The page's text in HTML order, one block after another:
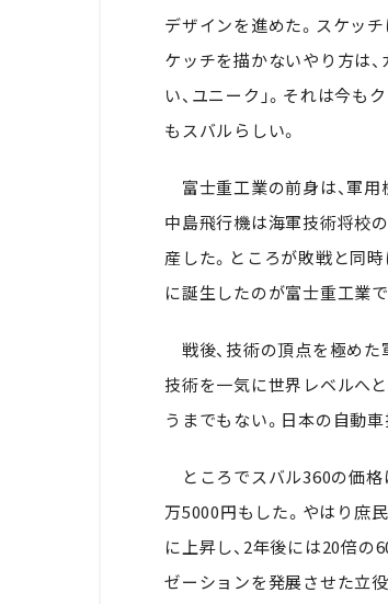
デザインを進めた。スケッ
ケッチを描かないやり方は
い、ユニーク」。それは今も
もスバルらしい。
富士重工業の前身は、軍用
中島飛行機は海軍技術将校
産した。ところが敗戦と同
に誕生したのが富士重工業
戦後、技術の頂点を極めた
技術を一気に世界レベルへ
うまでもない。日本の自動
ところでスバル360の価格
万5000円もした。やはり庶
に上昇し、2年後には20倍の
ゼーションを発展させた立